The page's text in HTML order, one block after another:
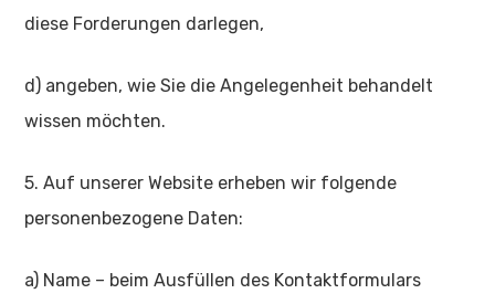
diese Forderungen darlegen,
d) angeben, wie Sie die Angelegenheit behandelt
wissen möchten.
5. Auf unserer Website erheben wir folgende
personenbezogene Daten:
a) Name – beim Ausfüllen des Kontaktformulars